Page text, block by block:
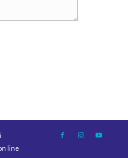
line